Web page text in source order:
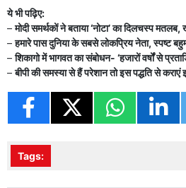
ये भी पढ़िए:
–मोदी समर्थकों ने बताया ‘नोटा’ का दिलचस्प मतलब,
–हमारे पास दुनिया के सबसे लोकप्रिय नेता, स्पष्ट
–शिकागो में भागवत का संबोधन- ‘हजारों वर्षों से
–बीपी की समस्या से हैं परेशान तो इस पद्धति से
Tags: